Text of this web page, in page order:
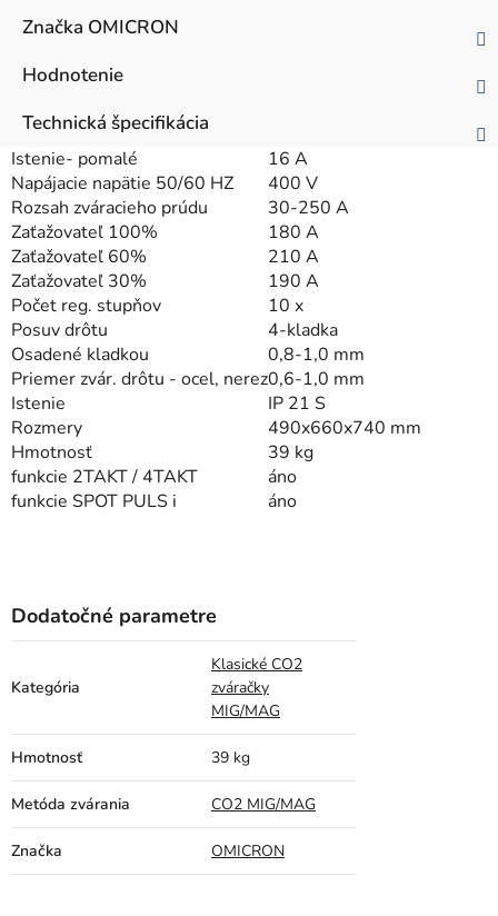
Značka OMICRON
Hodnotenie
Technická špecifikácia
Istenie- pomalé
16 A
Napájacie napätie 50/60 HZ
400 V
Rozsah zváracieho prúdu
30-250 A
Zaťažovateľ 100%
180 A
Zaťažovateľ 60%
210 A
Zaťažovateľ 30%
190 A
Počet reg. stupňov
10 x
Posuv drôtu
4-kladka
Osadené kladkou
0,8-1,0 mm
Priemer zvár. drôtu - ocel, nerez0,6-1,0 mm
Istenie
IP 21 S
Rozmery
490x660x740 mm
Hmotnosť
39 kg
funkcie 2TAKT / 4TAKT
áno
funkcie SPOT PULS i áno
Dodatočné parametre
Kategória
Klasické CO2
zváračky
MIG/MAG
Hmotnosť 39 kg
Metóda zvárania CO2 MIG/MAG
Značka OMICRON